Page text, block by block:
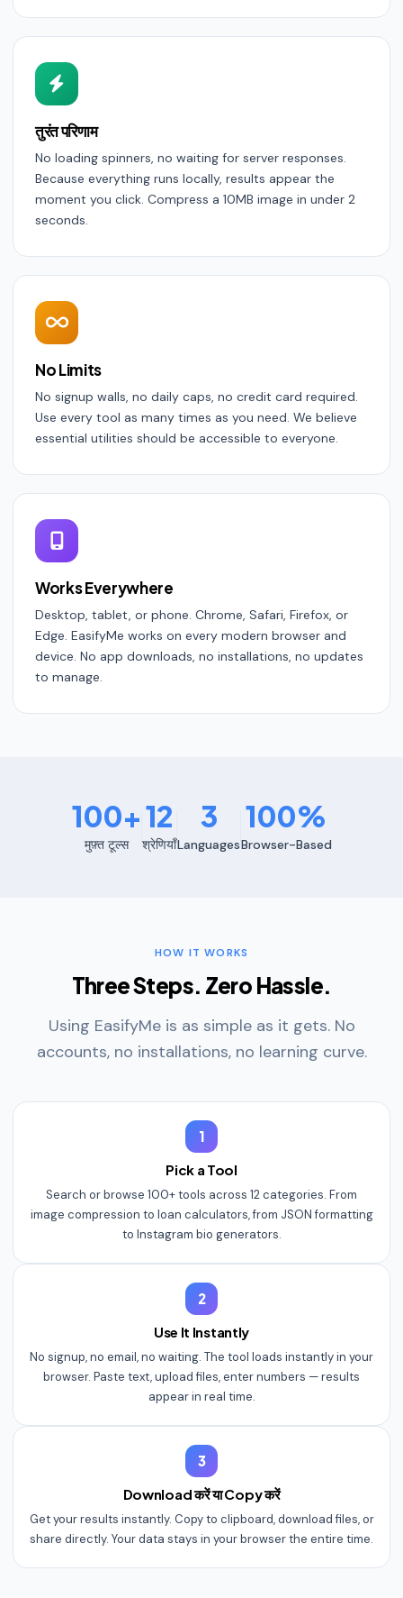
तुरंत परिणाम
No loading spinners, no waiting for server responses.
Because everything runs locally, results appear the
moment you click. Compress a 10MB image in under 2
seconds.
No Limits
No signup walls, no daily caps, no credit card required.
Use every tool as many times as you need. We believe
essential utilities should be accessible to everyone.
Works Everywhere
Desktop, tablet, or phone. Chrome, Safari, Firefox, or
Edge. EasifyMe works on every modern browser and
device. No app downloads, no installations, no updates
to manage.
100+
मुफ़्त टूल्स
12
श्रेणियाँ
3
Languages
100%
Browser-Based
HOW IT WORKS
Three Steps. Zero Hassle.
Using EasifyMe is as simple as it gets. No
accounts, no installations, no learning curve.
1
Pick a Tool
Search or browse 100+ tools across 12 categories. From
image compression to loan calculators, from JSON formatting
to Instagram bio generators.
2
Use It Instantly
No signup, no email, no waiting. The tool loads instantly in your
browser. Paste text, upload files, enter numbers — results
appear in real time.
3
Download करें या Copy करें
Get your results instantly. Copy to clipboard, download files, or
share directly. Your data stays in your browser the entire time.